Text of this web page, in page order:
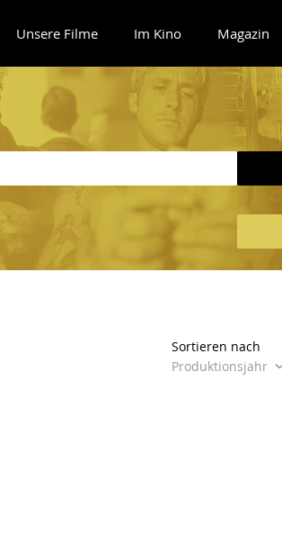
Unsere Filme Im Kino Magazin
Sortieren nach
Produktionsjahr